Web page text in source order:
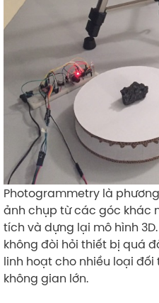
Photogrammetry là
ảnh chụp từ các góc khác
tích và dựng lại mô hình
không đòi hỏi thiết bị quá
linh hoạt cho nhiều loại
không gian lớn.